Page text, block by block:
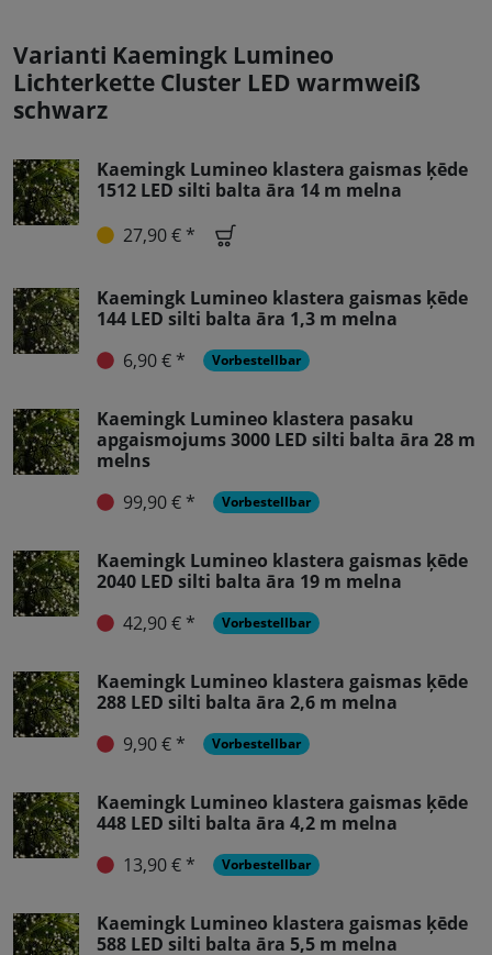
Varianti Kaemingk Lumineo
Lichterkette Cluster LED warmweiß
schwarz
Kaemingk Lumineo klastera gaismas ķēde
1512 LED silti balta āra 14 m melna
27,90 € *
Kaemingk Lumineo klastera gaismas ķēde
144 LED silti balta āra 1,3 m melna
6,90 € *
Vorbestellbar
Kaemingk Lumineo klastera pasaku
apgaismojums 3000 LED silti balta āra 28 m
melns
99,90 € *
Vorbestellbar
Kaemingk Lumineo klastera gaismas ķēde
2040 LED silti balta āra 19 m melna
42,90 € *
Vorbestellbar
Kaemingk Lumineo klastera gaismas ķēde
288 LED silti balta āra 2,6 m melna
9,90 € *
Vorbestellbar
Kaemingk Lumineo klastera gaismas ķēde
448 LED silti balta āra 4,2 m melna
13,90 € *
Vorbestellbar
Kaemingk Lumineo klastera gaismas ķēde
588 LED silti balta āra 5,5 m melna